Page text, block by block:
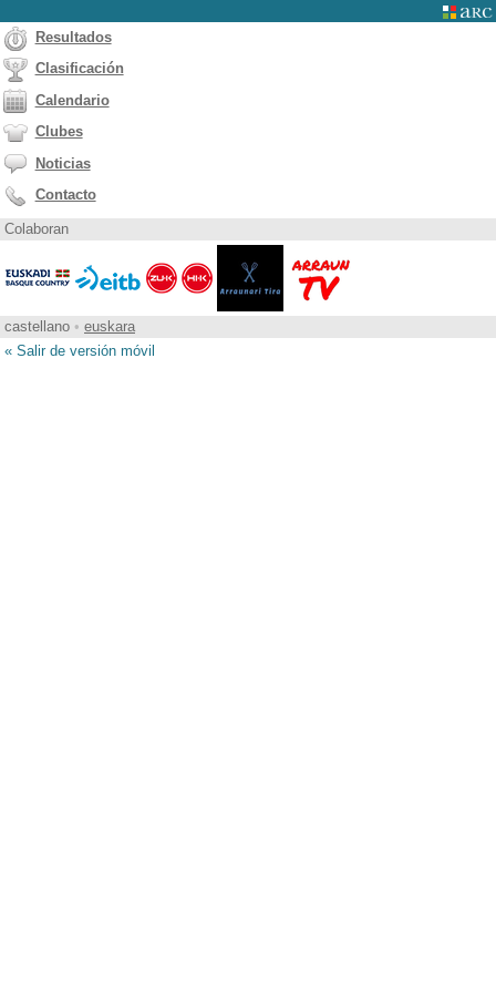
Resultados
Clasificación
Calendario
Clubes
Noticias
Contacto
Colaboran
castellano • euskara
« Salir de versión móvil